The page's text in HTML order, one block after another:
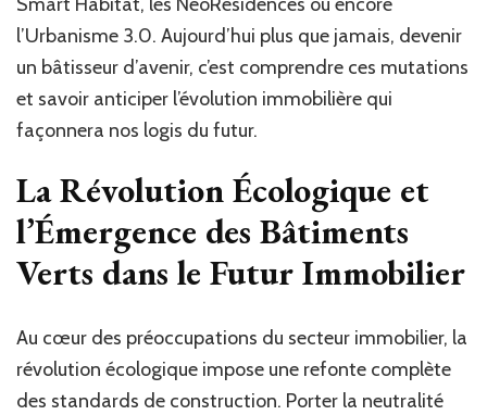
l’Urbanisme 3.0. Aujourd’hui plus que jamais, devenir
un bâtisseur d’avenir, c’est comprendre ces mutations
et savoir anticiper l’évolution immobilière qui
façonnera nos logis du futur.
La Révolution Écologique et
l’Émergence des Bâtiments
Verts dans le Futur Immobilier
Au cœur des préoccupations du secteur immobilier, la
révolution écologique impose une refonte complète
des standards de construction. Porter la neutralité